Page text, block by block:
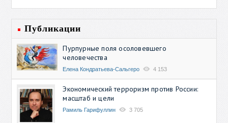
Публикации
Пурпурные поля осоловевшего
человечества
Елена Кондратьева-Сальгеро 4 153
Экономический терроризм против России:
масштаб и цели
Рамиль Гарифуллин 3 705